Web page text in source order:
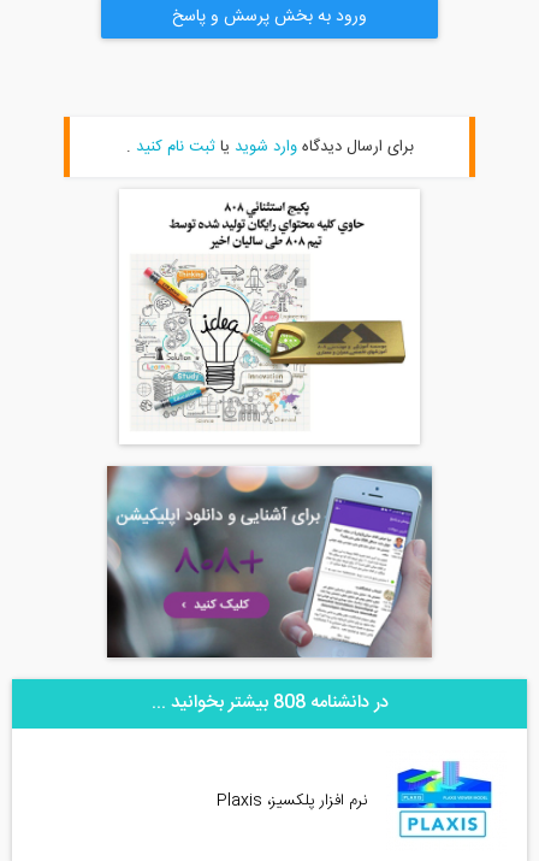
ورود به بخش پرسش و پاسخ
برای ارسال دیدگاهوارد شویدیاثبت نام کنید.
در دانشنامه 808 بیشتر بخوانید ...
نرم افزار پلکسیز، Plaxis